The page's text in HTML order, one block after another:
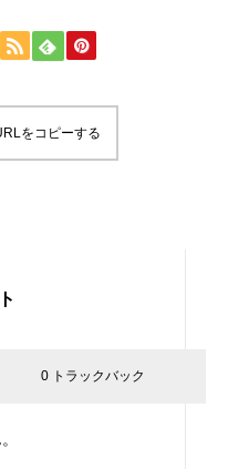
をコピーする
0 トラックバック